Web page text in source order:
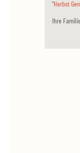
"Herbst
Ihre